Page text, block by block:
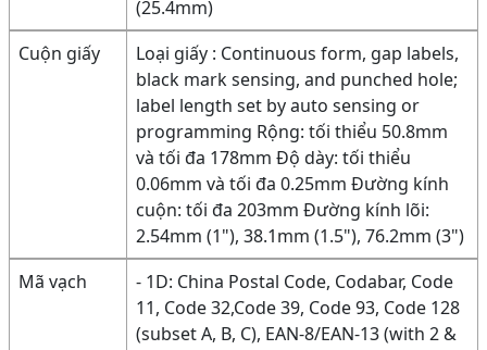
(25.4mm)
Cuộn giấy
Loại giấy : Continuous form, gap labels,
black mark sensing, and punched hole;
label length set by auto sensing or
programming Rộng: tối thiểu 50.8mm
và tối đa 178mm Độ dày: tối thiểu
0.06mm và tối đa 0.25mm Đường kính
cuộn: tối đa 203mm Đường kính lõi:
2.54mm (1"), 38.1mm (1.5"), 76.2mm (3")
Mã vạch
- 1D: China Postal Code, Codabar, Code
11, Code 32,Code 39, Code 93, Code 128
(subset A, B, C), EAN-8/EAN-13 (with 2 &